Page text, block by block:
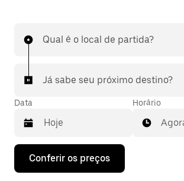
Qual é o local de partida?
Já sabe seu próximo destino?
Data
Pressione
seta
Horário
Conferir os preços